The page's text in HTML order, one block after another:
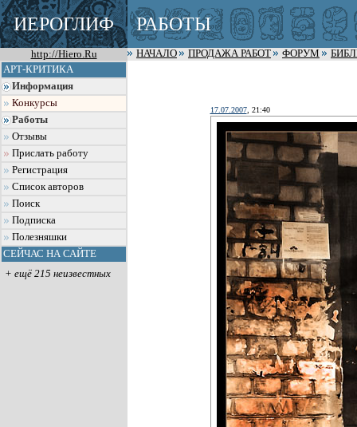
ИЕРОГЛИФ РАБОТЫ
http://Hiero.Ru НАЧАЛО ПРОДАЖА РАБОТ ФОРУМ
АРТ-КРИТИКА
Информация
Конкурсы
Работы
Отзывы
Прислать работу
Регистрация
Список авторов
Поиск
Подписка
Полезняшки
СЕЙЧАС НА САЙТЕ
+ ещё 215 неизвестных
17.07.2007, 21:40